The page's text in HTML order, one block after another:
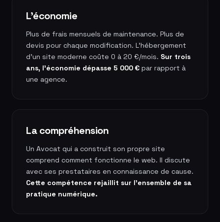
L'économie
Plus de frais mensuels de maintenance. Plus de
devis pour chaque modification. L'hébergement
d'un site moderne coûte 0 à 20 €/mois. Sur trois
ans, l'économie dépasse 5 000 € par rapport à
une agence.
La compréhension
Un Avocat qui a construit son propre site
comprend comment fonctionne le web. Il discute
avec ses prestataires en connaissance de cause.
Cette compétence rejaillit sur l'ensemble de sa
pratique numérique.